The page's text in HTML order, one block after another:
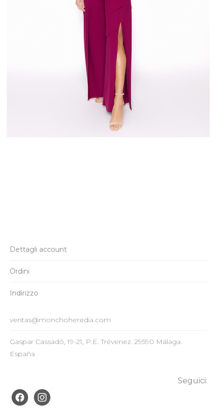
Dettagli account
Ordini
Indirizzo
ventas@monchoheredia.com
Gaspar Cassadó, 19-21, P.E. Trévenez. 29590 Málaga.
España
Seguici:
facebookinstagram